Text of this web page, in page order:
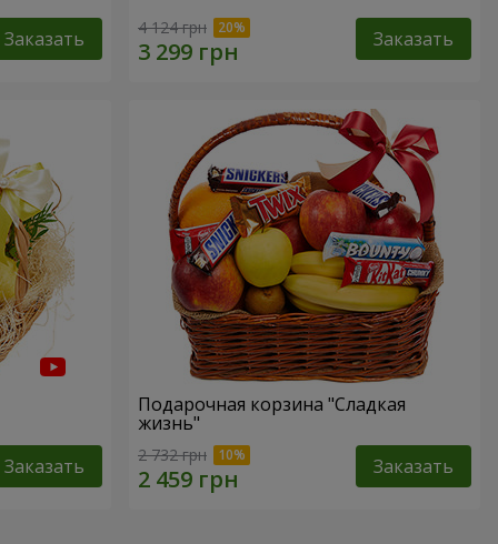
Заказать 4 124 грн Заказать
Заказать
Подарочная корзина "Сладкая
жизнь"
2 732 грн Заказать